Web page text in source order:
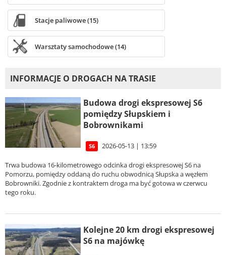
Stacje paliwowe (15)
Warsztaty samochodowe (14)
INFORMACJE O DROGACH NA TRASIE
Budowa drogi ekspresowej S6
pomiędzy Słupskiem i
Bobrownikami
S6 2026-05-13 | 13:59
Trwa budowa 16-kilometrowego odcinka drogi ekspresowej S6 na
Pomorzu, pomiędzy oddaną do ruchu obwodnicą Słupska a węzłem
Bobrowniki. Zgodnie z kontraktem droga ma być gotowa w czerwcu
tego roku.
Kolejne 20 km drogi ekspresowej
S6 na majówkę